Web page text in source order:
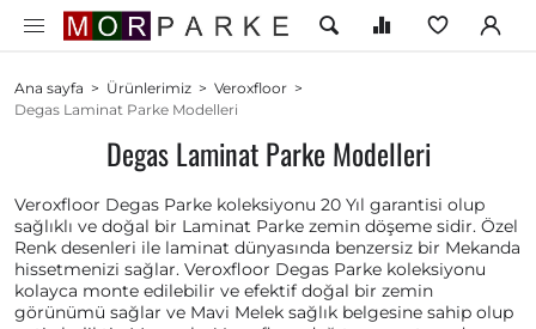
Ana sayfa > Ürünlerimiz > Veroxfloor >
Degas Laminat Parke Modelleri
Degas Laminat Parke Modelleri
Veroxfloor Degas Parke koleksiyonu 20 Yıl garantisi olup
sağlıklı ve doğal bir Laminat Parke zemin döşeme sidir. Özel
Renk desenleri ile laminat dünyasında benzersiz bir Mekanda
hissetmenizi sağlar. Veroxfloor Degas Parke koleksiyonu
kolayca monte edilebilir ve efektif doğal bir zemin
görünümü sağlar ve Mavi Melek sağlık belgesine sahip olup